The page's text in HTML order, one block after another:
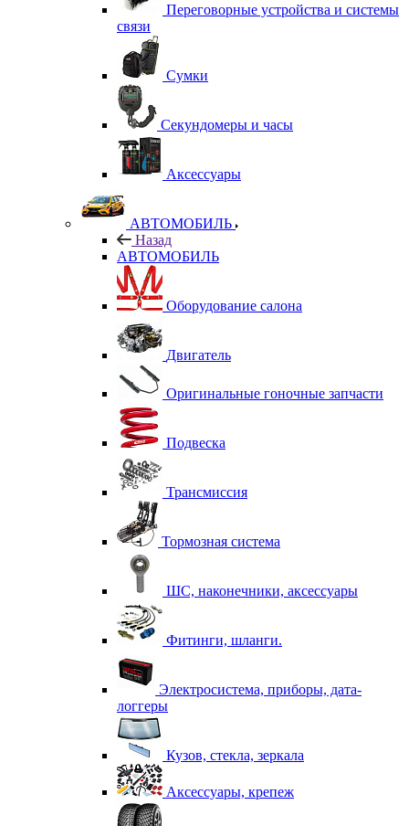
Переговорные устройства и системы
связи
Сумки
Секундомеры и часы
Аксессуары
АВТОМОБИЛЬ
Назад
АВТОМОБИЛЬ
Оборудование салона
Двигатель
Оригинальные гоночные запчасти
Подвеска
Трансмиссия
Тормозная система
ШС, наконечники, аксессуары
Фитинги, шланги.
Электросистема, приборы, дата-
логгеры
Кузов, стекла, зеркала
Аксессуары, крепеж